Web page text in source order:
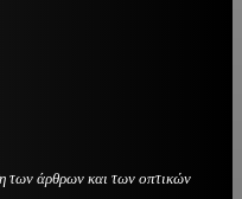
των άρθρων και των οπτικών